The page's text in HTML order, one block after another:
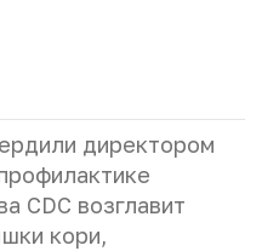
директором
CDC возглавит
кори,